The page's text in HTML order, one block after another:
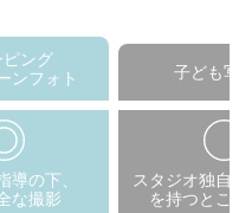
ピング
ンフォト
子ども
導の下、
な撮影
スタジオ独自
を持つとこ